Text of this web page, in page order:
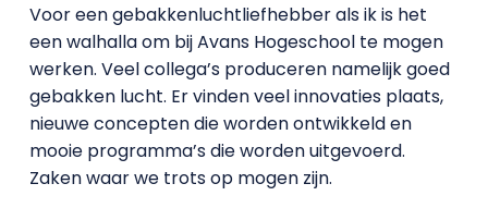
Voor een gebakkenluchtliefhebber als ik is het
een walhalla om bij Avans Hogeschool te mogen
werken. Veel collega’s produceren namelijk goed
gebakken lucht. Er vinden veel innovaties plaats,
nieuwe concepten die worden ontwikkeld en
mooie programma’s die worden uitgevoerd.
Zaken waar we trots op mogen zijn.